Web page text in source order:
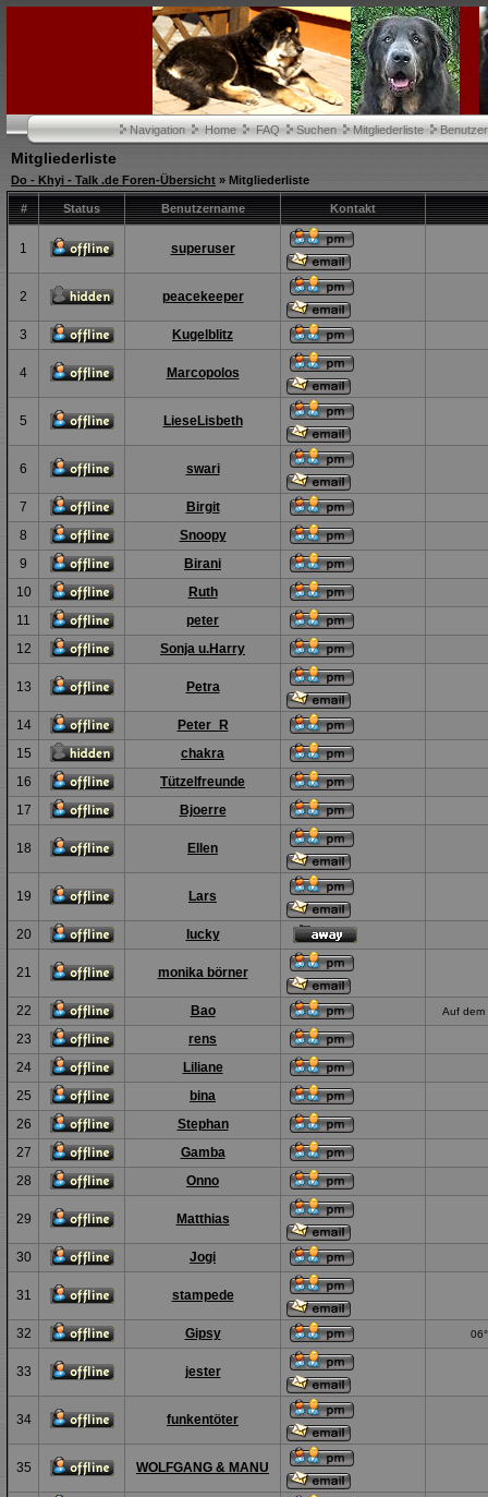
Navigation Home FAQ Suchen Mitgliederliste
Mitgliederliste
Do - Khyi - Talk .de Foren-Übersicht » Mitgliederliste
# Status Benutzername Kontakt
1 superuser
2 peacekeeper
3 Kugelblitz
4 Marcopolos
5 LieseLisbeth
6 swari
7
Birgit
8
Snoopy
9
Birani
10
Ruth
11
peter
12
Sonja u.Harry
13 Petra
14
Peter_R
15
chakra
16
Tützelfreunde
17
Bjoerre
18 Ellen
19 Lars
20 lucky
21 monika börner
22 Bao Auf dem
23
rens
24
Liliane
25
bina
26
Stephan
27
Gamba
28
Onno
29 Matthias
30 Jogi
31 stampede
32 Gipsy
33 jester
34 funkentöter
35 WOLFGANG & MANU